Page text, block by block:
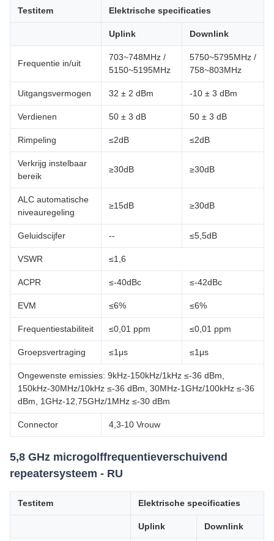
Testitem Elektrische specificaties
Uplink Downlink
Frequentie in/uit
703~748MHz /
5150~5195MHz
5750~5795MHz /
758~803MHz
Uitgangsvermogen 32 ± 2 dBm -10 ± 3 dBm
Verdienen 50 ± 3 dB 50 ± 3 dB
Rimpeling ≤2dB ≤2dB
Verkrijg instelbaar
bereik
≥30dB ≥30dB
ALC automatische
niveauregeling
≥15dB ≥30dB
Geluidscijfer -- ≤5,5dB
VSWR ≤1,6
ACPR ≤-40dBc ≤-42dBc
EVM ≤6% ≤6%
Frequentiestabiliteit ≤0,01 ppm ≤0,01 ppm
Groepsvertraging ≤1μs ≤1μs
Ongewenste emissies: 9kHz-150kHz/1kHz ≤-36 dBm,
150kHz-30MHz/10kHz ≤-36 dBm, 30MHz-1GHz/100kHz ≤-36
dBm, 1GHz-12,75GHz/1MHz ≤-30 dBm
Connector 4,3-10 Vrouw
5,8 GHz microgolffrequentieverschuivend
repeatersysteem - RU
Testitem Elektrische specificaties
Uplink Downlink